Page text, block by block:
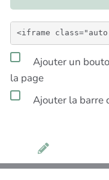
Ajouter un
la page
Ajouter la barre